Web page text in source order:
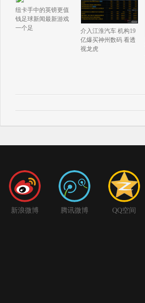
纽卡手中的英镑更值
钱足球新闻最新游戏
一个足
介入江淮汽车 机构19
亿爆买神州数码 看透
视龙虎
新浪微博 腾讯微博 QQ空间